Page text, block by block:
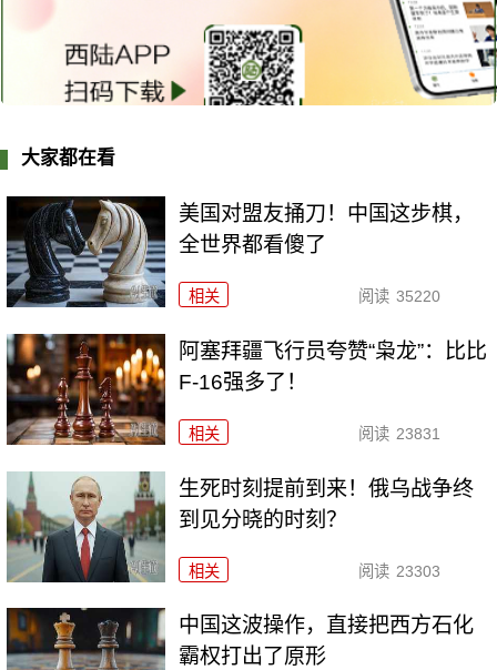
大家都在看
美国对盟友捅刀！中国这步棋，
全世界都看傻了
相关 阅读 35220
阿塞拜疆飞行员夸赞“枭龙”：比比
F-16强多了！
相关 阅读 23831
生死时刻提前到来！俄乌战争终
到见分晓的时刻？
相关 阅读 23303
中国这波操作，直接把西方石化
霸权打出了原形